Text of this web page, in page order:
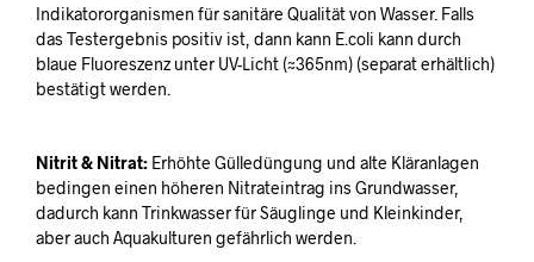
Indikatororganismen für sanitäre Qualität von Wasser. Falls
das Testergebnis positiv ist, dann kann E.coli kann durch
blaue Fluoreszenz unter UV-Licht (≈365nm) (separat erhältlich)
bestätigt werden.
Nitrit & Nitrat: Erhöhte Gülledüngung und alte Kläranlagen
bedingen einen höheren Nitrateintrag ins Grundwasser,
dadurch kann Trinkwasser für Säuglinge und Kleinkinder,
aber auch Aquakulturen gefährlich werden.